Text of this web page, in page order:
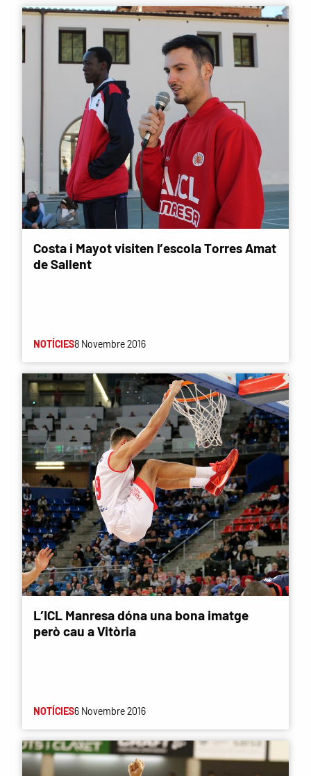
Costa i Mayot visiten l’escola Torres Amat
de Sallent
NOTÍCIES8 Novembre 2016
L’ICL Manresa dóna una bona imatge
però cau a Vitòria
NOTÍCIES6 Novembre 2016